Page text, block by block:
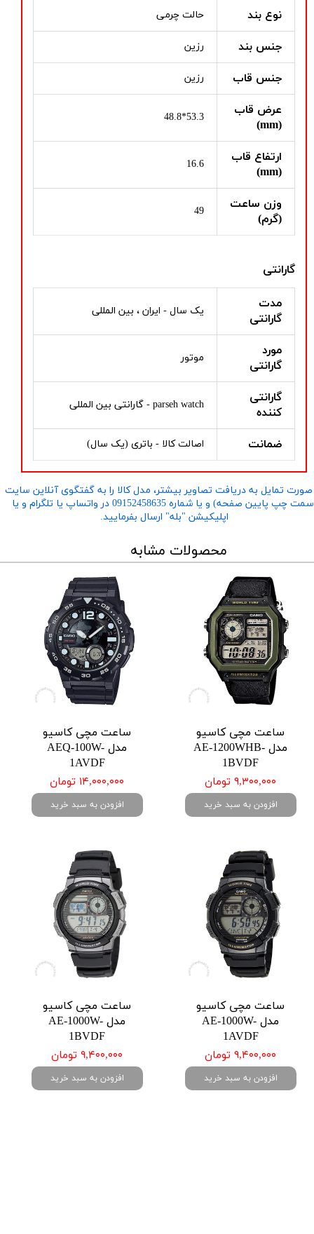
نوع بند حالت چرمی
جنس بند رزین
جنس قاب رزین
عرض قاب
(mm)
53.3*48.8
ارتفاع قاب
(mm)
16.6
وزن ساعت
(گرم)
49
گارانتی
مدت
گارانتی
یک سال - ایران ، بین المللی
مورد
گارانتی
موتور
گارانتی
کننده
parseh watch - گارانتی بین المللی
ضمانت اصالت کالا - باتری (یک سال)
تمایل به دریافت تصاویر بیشتر، مدل کالا را به گفتگوی آنلاین سایت
​​​​​​​(سمت چپ پایین صفحه) و یا شماره 09152458635 در واتساپ یا تلگرام و یا
اپلیکیشن "بله" ارسال بفرمایید.
محصولات مشابه
ساعت مچی کاسیو
مدل AE-1200WHB-
1BVDF
۹,۳۰۰,۰۰۰ تومان
افزودن به سبد خرید
ساعت مچی کاسیو
مدل AEQ-100W-
1AVDF
۱۴,۰۰۰,۰۰۰ تومان
افزودن به سبد خرید
ساعت مچی کاسیو
مدل AE-1000W-
1AVDF
۹,۴۰۰,۰۰۰ تومان
افزودن به سبد خرید
ساعت مچی کاسیو
مدل AE-1000W-
1BVDF
۹,۴۰۰,۰۰۰ تومان
افزودن به سبد خرید